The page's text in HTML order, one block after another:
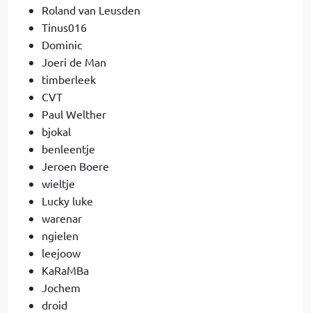
Roland van Leusden
Tinus016
Dominic
Joeri de Man
timberleek
CVT
Paul Welther
bjokal
benleentje
Jeroen Boere
wieltje
Lucky luke
warenar
ngielen
leejoow
KaRaMBa
Jochem
droid